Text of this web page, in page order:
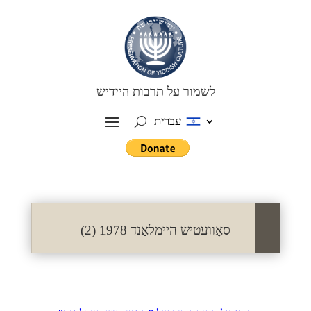
לשמור על תרבות היידיש
עברית
סאָוועטיש היימלאַנד 1978 (2)